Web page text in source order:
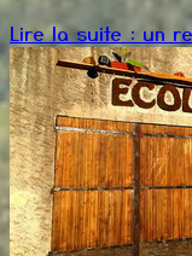
Lire la suite : un